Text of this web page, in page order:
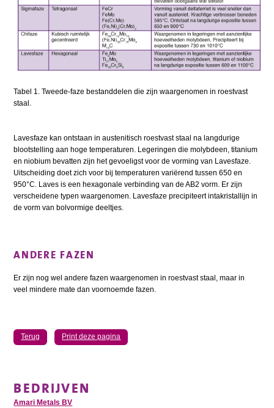
Tabel 1. Tweede-faze bestanddelen die zijn waargenomen in roestvast
staal.
Lavesfaze kan ontstaan in austenitisch roestvast staal na langdurige
blootstelling aan hoge temperaturen. Legeringen die molybdeen, titanium
en niobium bevatten zijn het gevoeligst voor de vorming van Lavesfaze.
Uitscheiding doet zich voor bij temperaturen variërend tussen 650 en
950°C. Laves is een hexagonale verbinding van de AB2 vorm. Er zijn
verscheidene typen waargenomen. Lavesfaze precipiteert intakristallijn in
de vorm van bolvormige deeltjes.
ANDERE FAZEN
Er zijn nog wel andere fazen waargenomen in roestvast staal, maar in
veel mindere mate dan voornoemde fazen.
Terug Print deze pagina
BEDRIJVEN
Amari Metals BV